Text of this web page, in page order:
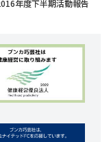
年度下半期活動報告